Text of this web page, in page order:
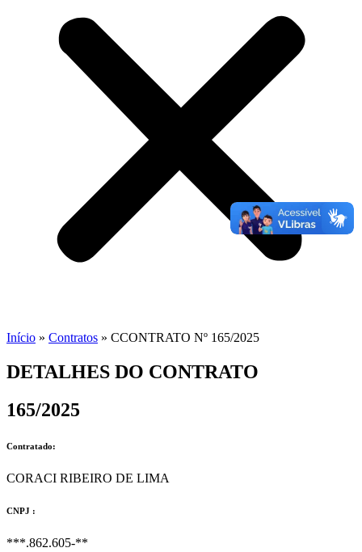
Início » Contratos » CCONTRATO Nº 165/2025
DETALHES DO CONTRATO​
165/2025
Contratado:
CORACI RIBEIRO DE LIMA
CNPJ :
***.862.605-**